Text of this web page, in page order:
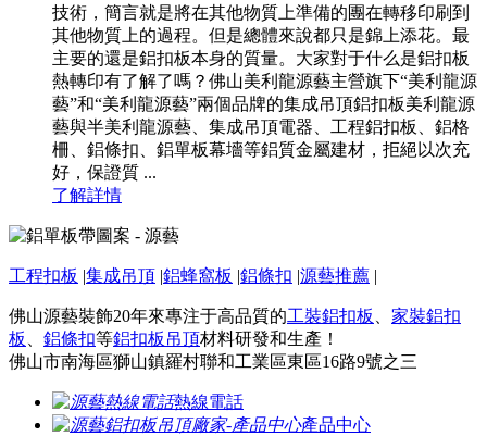
技術，簡言就是將在其他物質上準備的團在轉移印刷到
其他物質上的過程。但是總體來說都只是錦上添花。最
主要的還是鋁扣板本身的質量。大家對于什么是鋁扣板
熱轉印有了解了嗎？佛山美利龍源藝主營旗下“美利龍源
藝”和“美利龍源藝”兩個品牌的集成吊頂鋁扣板美利龍源
藝與半美利龍源藝、集成吊頂電器、工程鋁扣板、鋁格
柵、鋁條扣、鋁單板幕墻等鋁質金屬建材，拒絕以次充
好，保證質 ...
了解詳情
工程扣板 |集成吊頂 |鋁蜂窩板 |鋁條扣 |源藝推薦 |
佛山源藝裝飾20年來專注于高品質的工裝鋁扣板
家裝鋁扣
板
鋁條扣等鋁扣板吊頂材料研發和生產！
佛山市南海區獅山鎮羅村聯和工業區東區16路9號之三
熱線電話
產品中心